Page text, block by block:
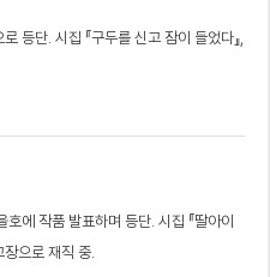
단. 시집 『구두를 신고 잠이 들었다』,
에 작품 발표하며 등단. 시집 『딸아이
으로 재직 중.